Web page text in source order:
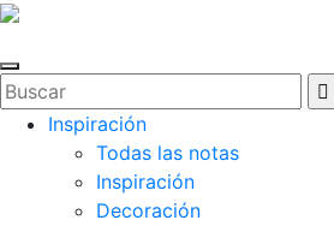
Inspiración
Todas las notas
Inspiración
Decoración